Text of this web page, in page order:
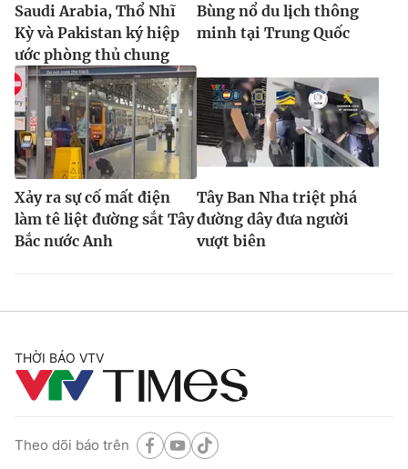
® Cấm sao chép dưới mọi hình thức nếu không có sự chấp
thuận bằng văn bản. Ghi rõ nguồn VTV.vn khi phát hành lại
thông tin từ website này.
Saudi Arabia, Thổ Nhĩ
Kỳ và Pakistan ký hiệp
ước phòng thủ chung
Bùng nổ du lịch thông
minh tại Trung Quốc
Xảy ra sự cố mất điện
làm tê liệt đường sắt Tây
Bắc nước Anh
Tây Ban Nha triệt phá
đường dây đưa người
vượt biên
THỜI BÁO VTV
Theo dõi báo trên